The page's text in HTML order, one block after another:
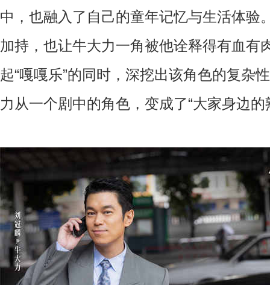
中，也融入了自己的童年记忆与生活体验
加持，也让牛大力一角被他诠释得有血有
起“嘎嘎乐”的同时，深挖出该角色的复杂
力从一个剧中的角色，变成了“大家身边的